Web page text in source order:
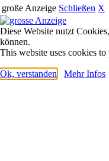
große Anzeige Schließen X
Diese Website nutzt
können.
This website uses cookies
Ok, verstanden Mehr Infos